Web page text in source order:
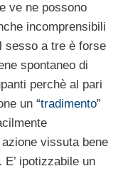
ve ne possono
incomprensibili
sesso a tre è forse
spontaneo di
perchè al pari
un “tradimento”
vissuta bene
ipotizzabile un